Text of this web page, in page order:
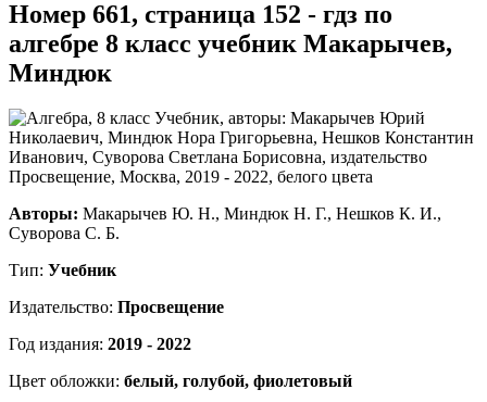
Номер 661, страница 152 - гдз по
алгебре 8 класс учебник Макарычев,
Миндюк
Авторы: Макарычев Ю. Н., Миндюк Н. Г., Нешков К. И.,
Суворова С. Б.
Тип: Учебник
Издательство: Просвещение
Год издания: 2019 - 2022
Цвет обложки: белый, голубой, фиолетовый